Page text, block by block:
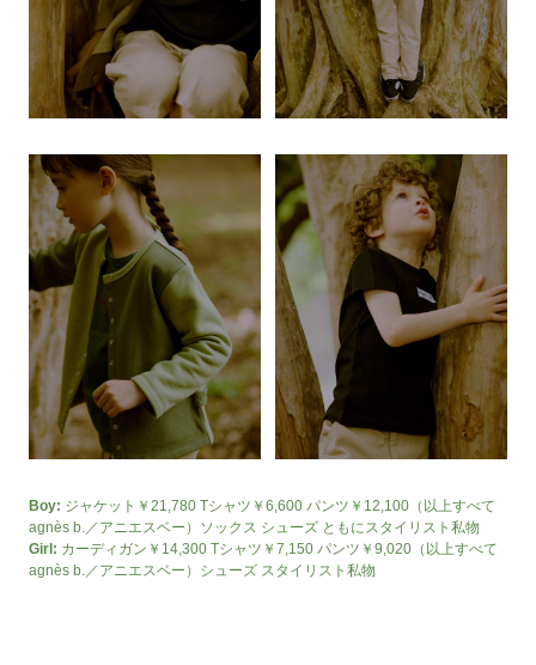
Boy: ジャケット￥21,780 Tシャツ￥6,600 パンツ￥12,100（以上すべて
agnès b.／アニエスベー）ソックス シューズ ともにスタイリスト私物
Girl: カーディガン￥14,300 Tシャツ￥7,150 パンツ￥9,020（以上すべて
agnès b.／アニエスベー）シューズ スタイリスト私物